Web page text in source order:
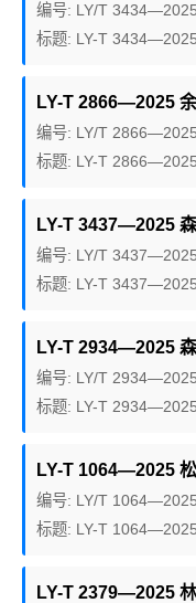
编号: LY/T 3434—2025
标题: LY-T
LY-T 2866—2025
编号: LY/T 2866—2025
标题: LY-T
LY-T 3437—2025
编号: LY/T 3437—2025
标题: LY-T
LY-T 2934—2025
编号: LY/T 2934—2025
标题: LY-T
LY-T 1064—2025
编号: LY/T 1064—2025
标题: LY-T
LY-T 2379—2025